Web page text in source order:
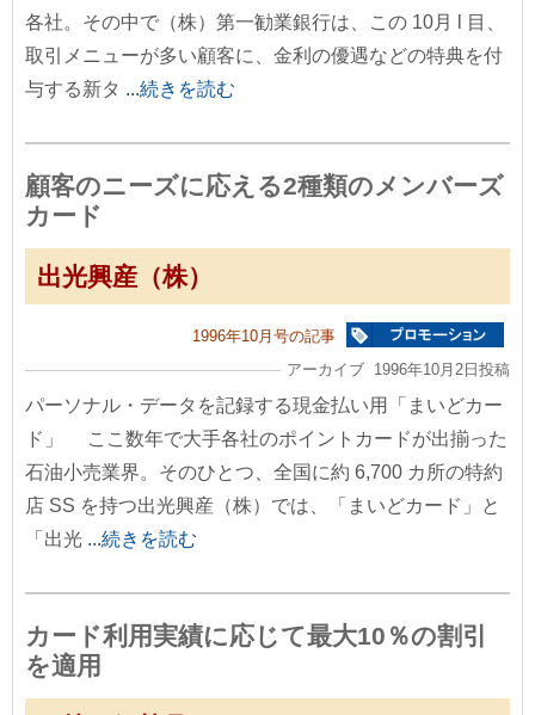
各社。その中で（株）第一勧業銀行は、この 10月 l 目、
取引メニューが多い顧客に、金利の優遇などの特典を付
与する新タ ...続きを読む
顧客のニーズに応える2種類のメンバーズ
カード
出光興産（株）
1996年10月号の記事
アーカイブ 1996年10月2日投稿
パーソナル・データを記録する現金払い用「まいどカー
ド」 ここ数年で大手各社のポイントカードが出揃った
石油小売業界。そのひとつ、全国に約 6,700 カ所の特約
店 SS を持つ出光興産（株）では、「まいどカード」と
「出光 ...続きを読む
カード利用実績に応じて最大10％の割引
を適用